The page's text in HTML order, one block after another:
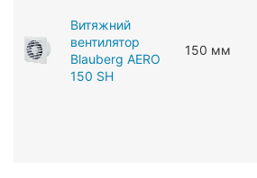
Витяжний
вентилятор
Blauberg AERO
150 SH
150 мм